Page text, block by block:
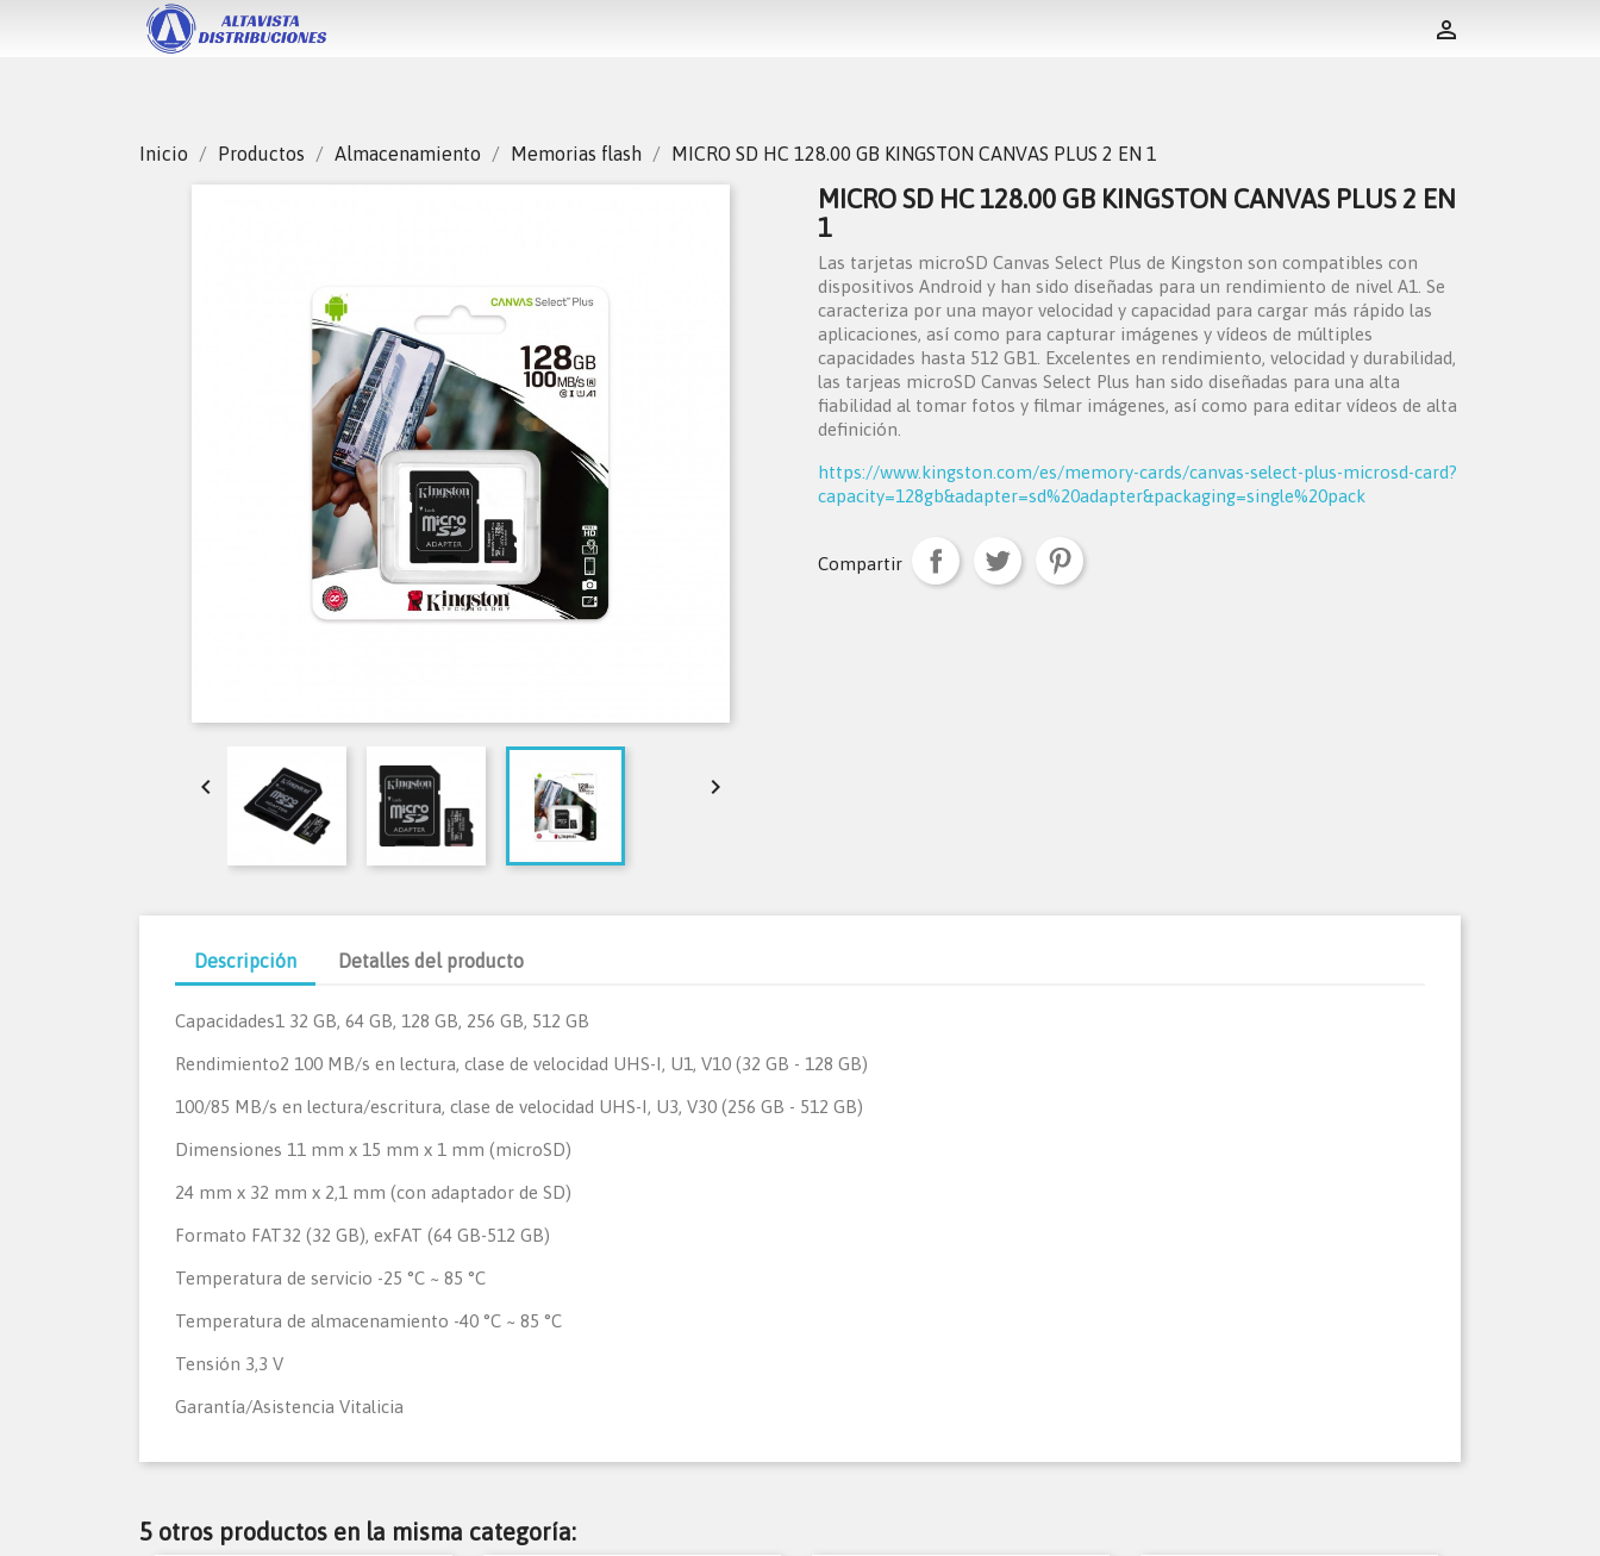

Inicio Productos Almacenamiento Memorias flash MICRO SD HC 128.00 GB KINGSTON CANVAS PLUS 2 EN 1
 
MICRO SD HC 128.00 GB KINGSTON CANVAS PLUS 2 EN
1
Las tarjetas microSD Canvas Select Plus de Kingston son compatibles con
dispositivos Android y han sido diseñadas para un rendimiento de nivel A1. Se
caracteriza por una mayor velocidad y capacidad para cargar más rápido las
aplicaciones, así como para capturar imágenes y vídeos de múltiples
capacidades hasta 512 GB1. Excelentes en rendimiento, velocidad y durabilidad,
las tarjeas microSD Canvas Select Plus han sido diseñadas para una alta
fiabilidad al tomar fotos y filmar imágenes, así como para editar vídeos de alta
definición.
https://www.kingston.com/es/memory-cards/canvas-select-plus-microsd-card?
capacity=128gb&adapter=sd%20adapter&packaging=single%20pack
Compartir
Descripción Detalles del producto
Capacidades1 32 GB, 64 GB, 128 GB, 256 GB, 512 GB
Rendimiento2 100 MB/s en lectura, clase de velocidad UHS-I, U1, V10 (32 GB - 128 GB)
100/85 MB/s en lectura/escritura, clase de velocidad UHS-I, U3, V30 (256 GB - 512 GB)
Dimensiones 11 mm x 15 mm x 1 mm (microSD)
24 mm x 32 mm x 2,1 mm (con adaptador de SD)
Formato FAT32 (32 GB), exFAT (64 GB-512 GB)
Temperatura de servicio -25 °C ~ 85 °C
Temperatura de almacenamiento -40 °C ~ 85 °C
Tensión 3,3 V
Garantía/Asistencia Vitalicia
5 otros productos en la misma categoría: